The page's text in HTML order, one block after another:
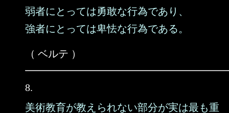
弱者にとっては勇敢な行為であり、
強者にとっては卑怯な行為である。
（ ベルテ ）
8.
美術教育が教えられない部分が実は最も重